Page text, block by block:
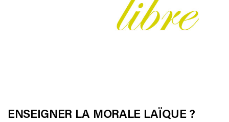
ENSEIGNER LA MORALE LAÏQUE ?